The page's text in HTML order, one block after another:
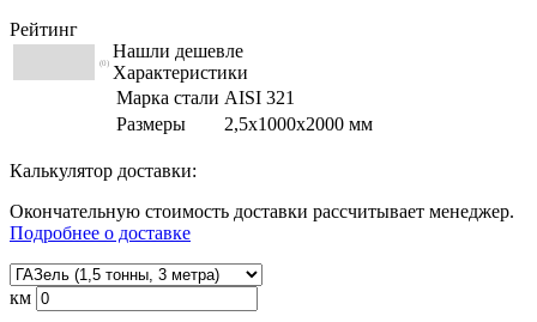
Рейтинг
(0)
Нашли дешевле
Характеристики
Марка стали AISI 321
Размеры
2,5х1000х2000 мм
Калькулятор доставки:
Окончательную стоимость доставки рассчитывает менеджер.
Подробнее о доставке
км